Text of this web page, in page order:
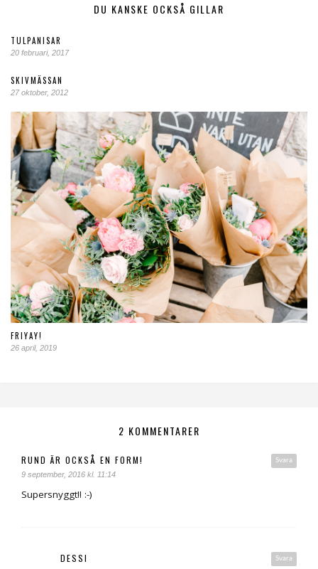
DU KANSKE OCKSÅ GILLAR
TULPANISAR
20 februari, 2017
SKIVMÄSSAN
27 oktober, 2012
FRIYAY!
26 april, 2019
2 KOMMENTARER
Svara
RUND ÄR OCKSÅ EN FORM!
9 september, 2016 kl. 11:14
Supersnyggt!! :-)
Svara
DESSI